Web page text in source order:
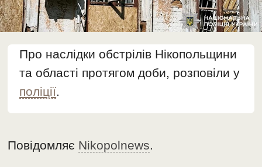
Про наслідки обстрілів Нікопольщини
та області протягом доби, розповіли у
поліції.
Повідомляє Nikopolnews.